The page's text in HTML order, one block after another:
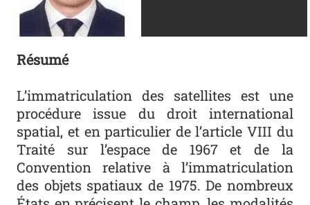
Résumé
L’immatriculation des satellites est une
procédure issue du droit international
spatial, et en particulier de l’article VIII du
Traité sur l’espace de 1967 et de la
Convention relative à l’immatriculation
des objets spatiaux de 1975. De nombreux